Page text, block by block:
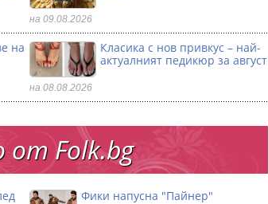
на 09.08.2026
на
Класика с нов привкус – най-
актуалният педикюр за август
на 08.08.2026
Folk.bg
Фики напусна "Пайнер"